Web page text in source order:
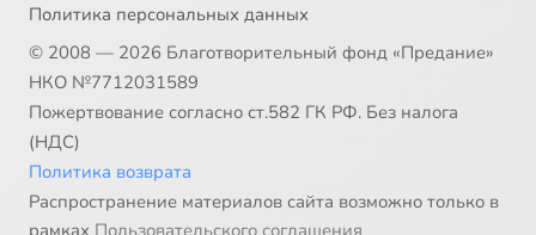
Политика персональных данных
© 2008 — 2026 Благотворительный фонд «Предание»
НКО №7712031589
Пожертвование согласно ст.582 ГК РФ. Без налога
(НДС)
Политика возврата
Распространение материалов сайта возможно только в